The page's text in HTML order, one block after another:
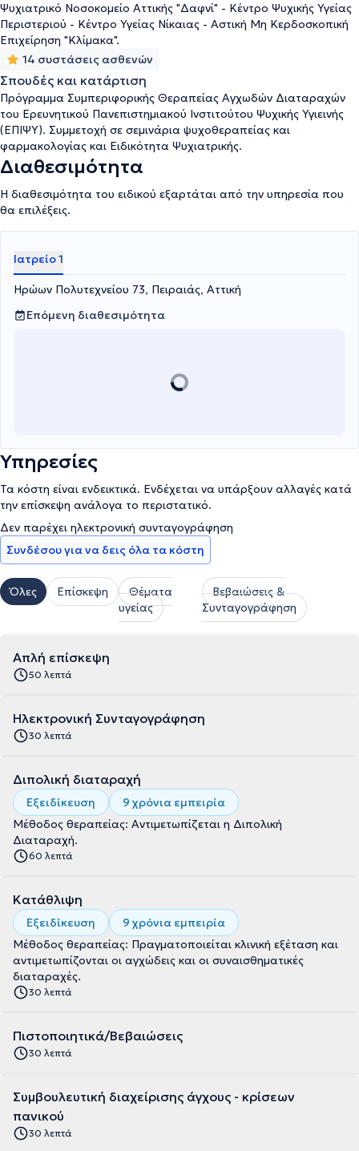
Ψυχιατρικό Νοσοκομείο Αττικής "Δαφνί" - Κέντρο Ψυχικής Υγείας
Περιστεριού - Κέντρο Υγείας Νίκαιας - Αστική Μη Κερδοσκοπική
Επιχείρηση "Κλίμακα".
14 συστάσεις ασθενών
Σπουδές και κατάρτιση
Πρόγραμμα Συμπεριφορικής Θεραπείας Αγχωδών Διαταραχών
του Ερευνητικού Πανεπιστημιακού Ινστιτούτου Ψυχικής Υγιεινής
(ΕΠΙΨΥ). Συμμετοχή σε σεμινάρια ψυχοθεραπείας και
φαρμακολογίας και Ειδικότητα Ψυχιατρικής.
Διαθεσιμότητα
Η διαθεσιμότητα του ειδικού εξαρτάται από την υπηρεσία που
θα επιλέξεις.
Ιατρείο 1
Ηρώων Πολυτεχνείου 73, Πειραιάς, Αττική
Επόμενη διαθεσιμότητα
Υπηρεσίες
Τα κόστη είναι ενδεικτικά. Ενδέχεται να υπάρξουν αλλαγές κατά
την επίσκεψη ανάλογα το περιστατικό.
Δεν παρέχει ηλεκτρονική συνταγογράφηση
Συνδέσου για να δεις όλα τα κόστη
Όλες Επίσκεψη
Θέματα
υγείας
Βεβαιώσεις &
Συνταγογράφηση
Απλή επίσκεψη
50 λεπτά
Ηλεκτρονική Συνταγογράφηση
30 λεπτά
Διπολική διαταραχή
Εξειδίκευση
9 χρόνια εμπειρία
Μέθοδος θεραπείας: Αντιμετωπίζεται η Διπολική
Διαταραχή.
60 λεπτά
Κατάθλιψη
Εξειδίκευση
9 χρόνια εμπειρία
Μέθοδος θεραπείας: Πραγματοποιείται κλινική εξέταση και
αντιμετωπίζονται οι αγχώδεις και οι συναισθηματικές
διαταραχές.
30 λεπτά
Πιστοποιητικά/Βεβαιώσεις
30 λεπτά
Συμβουλευτική διαχείρισης άγχους - κρίσεων
πανικού
30 λεπτά